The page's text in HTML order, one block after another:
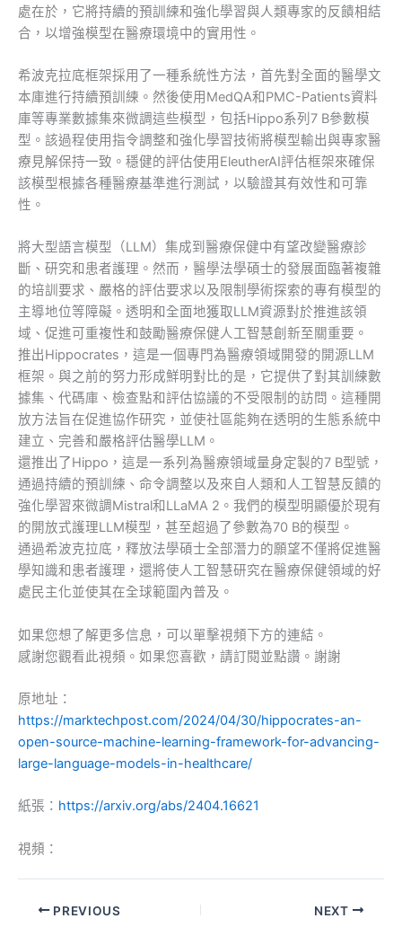
處在於，它將持續的預訓練和強化學習與人類專家的反饋相結
合，以增強模型在醫療環境中的實用性。
希波克拉底框架採用了一種系統性方法，首先對全面的醫學文
本庫進行持續預訓練。然後使用MedQA和PMC-Patients資料
庫等專業數據集來微調這些模型，包括Hippo系列7 B參數模
型。該過程使用指令調整和強化學習技術將模型輸出與專家醫
療見解保持一致。穩健的評估使用EleutherAI評估框架來確保
該模型根據各種醫療基準進行測試，以驗證其有效性和可靠
性。
將大型語言模型（LLM）集成到醫療保健中有望改變醫療診
斷、研究和患者護理。然而，醫學法學碩士的發展面臨著複雜
的培訓要求、嚴格的評估要求以及限制學術探索的專有模型的
主導地位等障礙。透明和全面地獲取LLM資源對於推進該領
域、促進可重複性和鼓勵醫療保健人工智慧創新至關重要。
推出Hippocrates，這是一個專門為醫療領域開發的開源LLM
框架。與之前的努力形成鮮明對比的是，它提供了對其訓練數
據集、代碼庫、檢查點和評估協議的不受限制的訪問。這種開
放方法旨在促進協作研究，並使社區能夠在透明的生態系統中
建立、完善和嚴格評估醫學LLM。
還推出了Hippo，這是一系列為醫療領域量身定製的7 B型號，
通過持續的預訓練、命令調整以及來自人類和人工智慧反饋的
強化學習來微調Mistral和LLaMA 2。我們的模型明顯優於現有
的開放式護理LLM模型，甚至超過了參數為70 B的模型。
通過希波克拉底，釋放法學碩士全部潛力的願望不僅將促進醫
學知識和患者護理，還將使人工智慧研究在醫療保健領域的好
處民主化並使其在全球範圍內普及。
如果您想了解更多信息，可以單擊視頻下方的連結。
感謝您觀看此視頻。如果您喜歡，請訂閱並點讚。謝謝
原地址：
https://marktechpost.com/2024/04/30/hippocrates-an-
open-source-machine-learning-framework-for-advancing-
large-language-models-in-healthcare/
紙張： https://arxiv.org/abs/2404.16621
視頻：
PREVIOUS NEXT